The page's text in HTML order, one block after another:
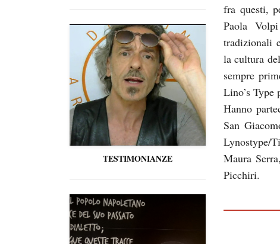
TESTIMONIANZE
fra questi,
Paola
tradizionali
la cultura
sempre
Lino’s Type
Hanno
San
Lynostype/
Maura
Picchiri.